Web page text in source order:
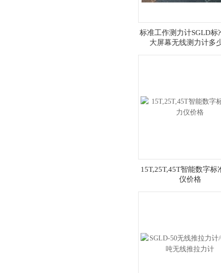
标准工作测力计SGLD标
大屏幕无线测力计多
15T,25T,45T智能数字标
仪价格